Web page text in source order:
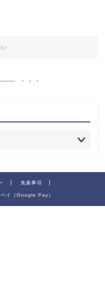
い
免責事項
イ（Google Pay）